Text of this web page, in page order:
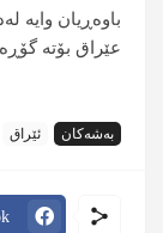
باوەڕیان وایە
عێراق بۆتە
بەشەکان ئێراق